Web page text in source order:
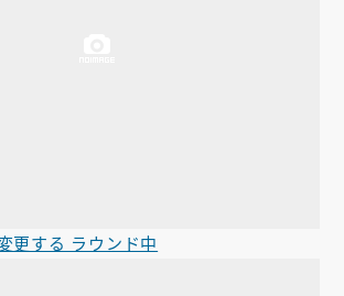
更する ラウンド中